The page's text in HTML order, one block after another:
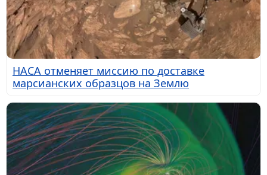
НАСА отменяет миссию по доставке
марсианских образцов на Землю